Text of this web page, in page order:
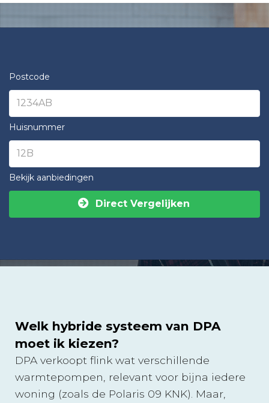
Postcode
Huisnummer
Bekijk aanbiedingen
Direct Vergelijken
Welk hybride systeem van DPA
moet ik kiezen?
DPA verkoopt flink wat verschillende
warmtepompen, relevant voor bijna iedere
woning (zoals de Polaris 09 KNK). Maar,